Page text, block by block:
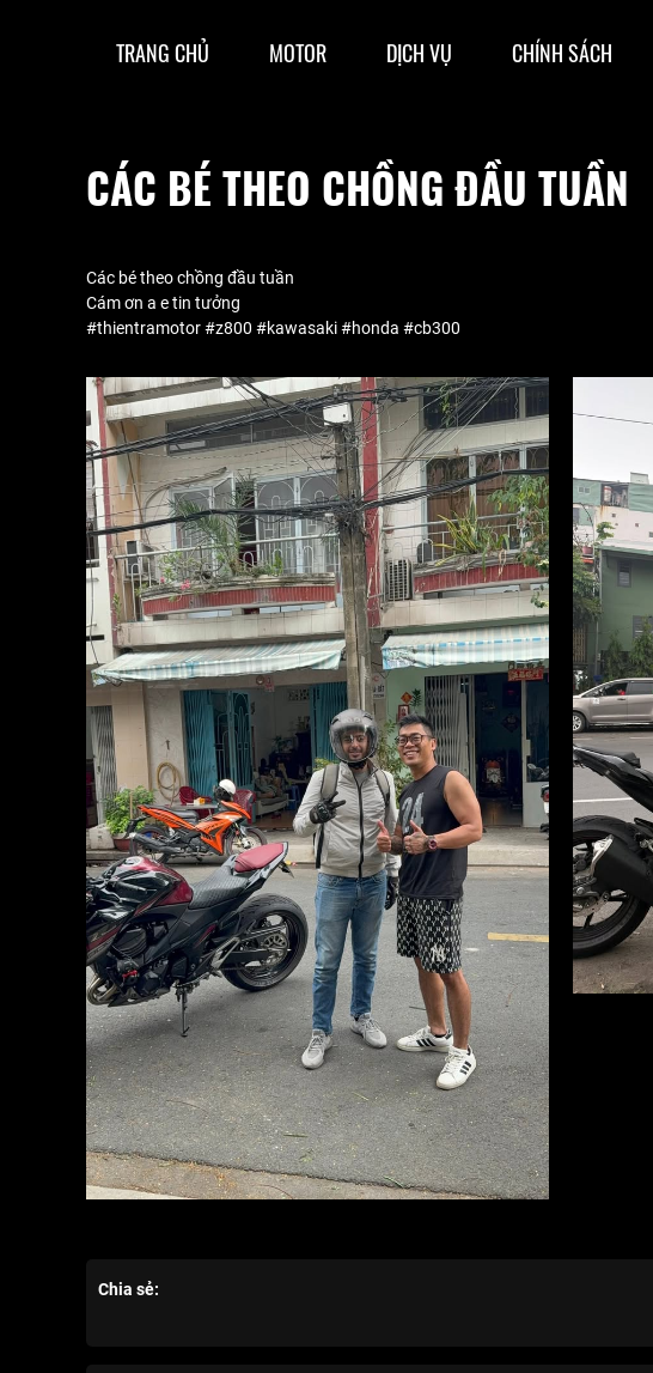
TRANG CHỦ MOTOR DỊCH VỤ CHÍNH SÁCH
CÁC BÉ THEO CHỒNG ĐẦU TUẦN
Các bé theo chồng đầu tuần
Cám ơn a e tin tưởng
#thientramotor #z800 #kawasaki #honda #cb300
Chia sẻ: